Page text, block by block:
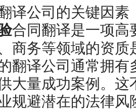
译公司的关键因素
合同翻译是一项高
商务等领域的资
翻译公司通常拥
大量成功案例。
规避潜在的法律风